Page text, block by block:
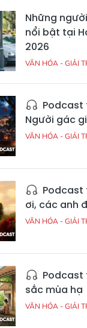
Những
nổi bật tại
2026
VĂN HÓA - GIẢI
Podcast
Người gác
VĂN HÓA - GIẢI
Podcast
ơi, các anh
VĂN HÓA - GIẢI
Podcast
sắc mùa hạ
VĂN HÓA - GIẢI